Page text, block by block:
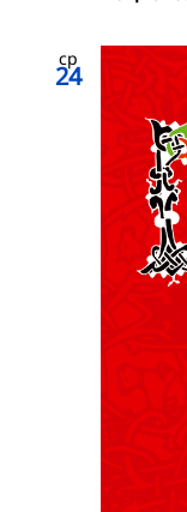
ср
24